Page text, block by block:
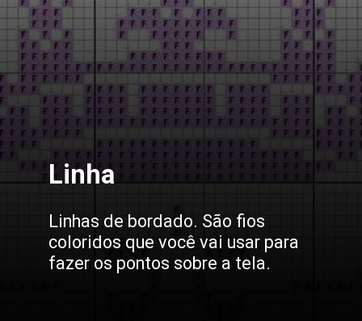
Linha
Linhas de bordado. São fios
coloridos que você vai usar para
fazer os pontos sobre a tela.